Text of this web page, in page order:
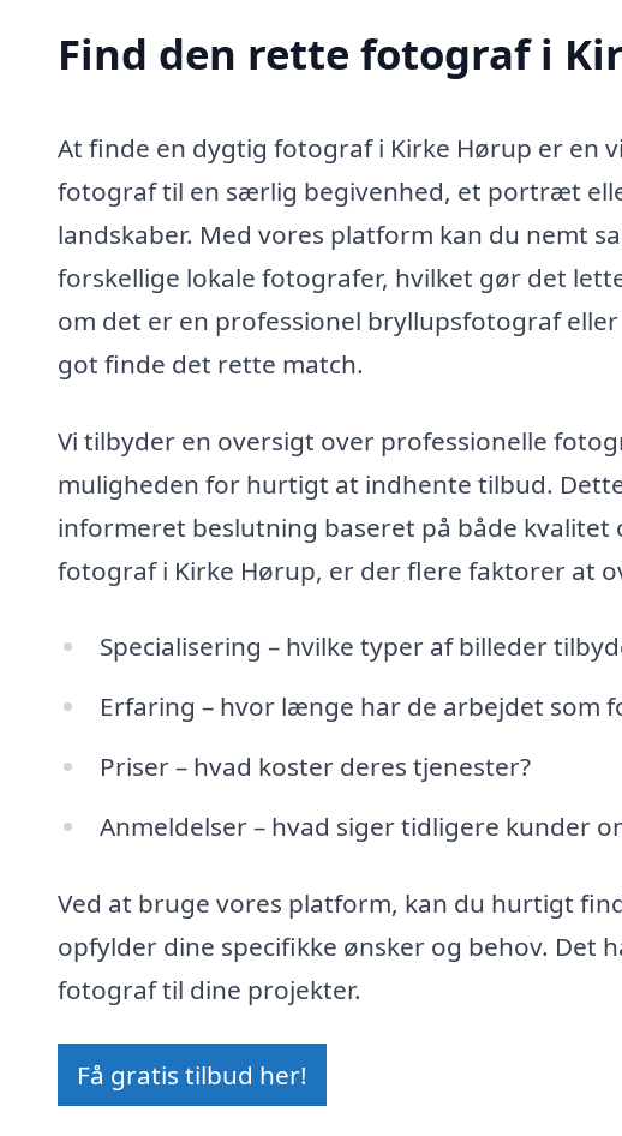
Find den rette fotograf i
At finde en dygtig fotograf i Kirke Hørup er en
fotograf til en særlig begivenhed, et portræt
landskaber. Med vores platform kan du nemt
forskellige lokale fotografer, hvilket gør det
om det er en professionel bryllupsfotograf
got finde det rette match.
Vi tilbyder en oversigt over professionelle
muligheden for hurtigt at indhente tilbud.
informeret beslutning baseret på både
fotograf i Kirke Hørup, er der flere faktorer at
Specialisering – hvilke typer af billeder
Erfaring – hvor længe har de arbejdet som
Priser – hvad koster deres tjenester?
Anmeldelser – hvad siger tidligere kunder
Ved at bruge vores platform, kan du hurtigt
opfylder dine specifikke ønsker og behov.
fotograf til dine projekter.
Få gratis tilbud her!